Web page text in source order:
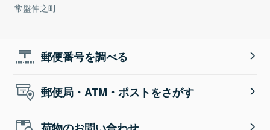
常盤仲之町
郵便番号を調べる
郵便局・ATM・ポストをさがす